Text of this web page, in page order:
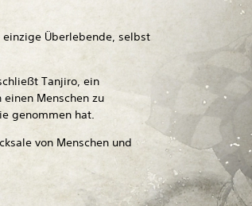
Überlebende, selbst
Tanjiro, ein
Menschen zu
genommen hat.
von Menschen und